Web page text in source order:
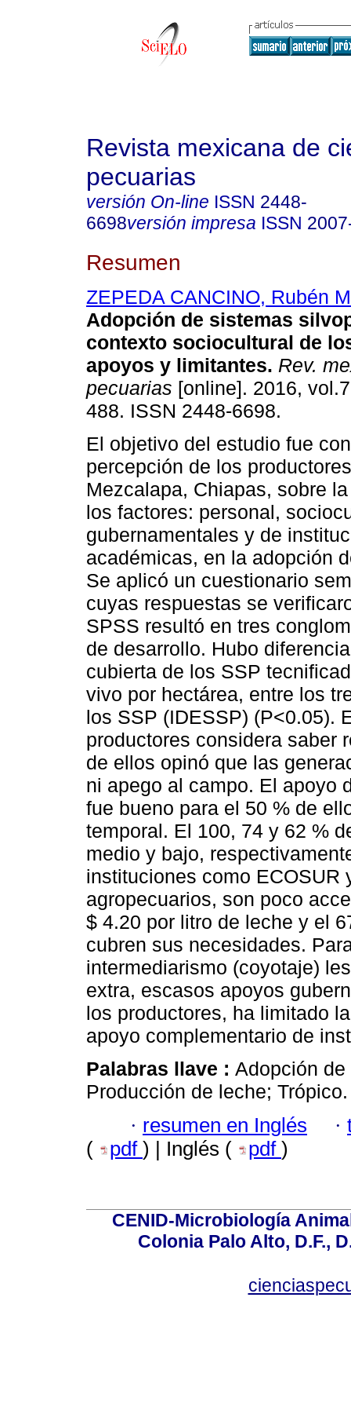
Revista mexicana de
pecuarias
versión On-line ISSN 2448-
6698versión impresa ISSN
Resumen
ZEPEDA CANCINO, Rubén
Adopción de sistemas
contexto sociocultural de
apoyos y limitantes. Rev.
pecuarias [online]. 2016,
488. ISSN 2448-6698.
El objetivo del estudio fue
percepción de los
Mezcalapa, Chiapas, sobre
los factores: personal,
gubernamentales y de
académicas, en la adopción
Se aplicó un cuestionario
cuyas respuestas se
SPSS resultó en tres
de desarrollo. Hubo
cubierta de los SSP
vivo por hectárea, entre los
los SSP (IDESSP) (P<0.05).
productores considera saber
de ellos opinó que las
ni apego al campo. El apoyo
fue bueno para el 50 % de
temporal. El 100, 74 y 62 %
medio y bajo,
instituciones como ECOSUR
agropecuarios, son poco
$ 4.20 por litro de leche y el
cubren sus necesidades.
intermediarismo (coyotaje)
extra, escasos apoyos
los productores, ha limitado
apoyo complementario de
Palabras llave : Adopción
Producción de leche; Trópico.
· resumen en Inglés ·
(
pdf ) | Inglés ( pdf )
CENID-Microbiología
Colonia Palo Alto, D.F.,